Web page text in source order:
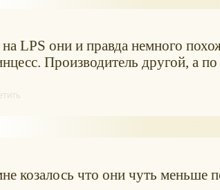
на LPS они и правда немного
Производитель другой, а
козалось что они чуть меньше